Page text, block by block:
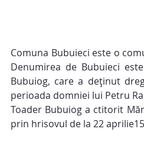
Comuna Bubuieci este o
Denumirea de Bubuieci
Bubuiog, care a deținut
perioada domniei lui Petru
Toader Bubuiog a ctitorit
prin hrisovul de la 22